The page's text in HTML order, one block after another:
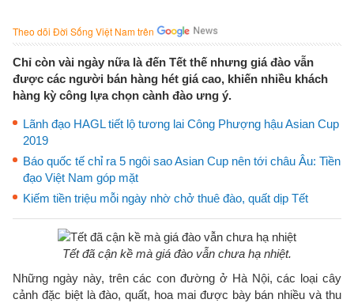
Theo dõi Đời Sống Việt Nam trên
Chỉ còn vài ngày nữa là đến Tết thế nhưng giá đào vẫn
được các người bán hàng hét giá cao, khiến nhiều khách
hàng kỳ công lựa chọn cành đào ưng ý.
Lãnh đạo HAGL tiết lộ tương lai Công Phượng hậu Asian Cup
2019
Báo quốc tế chỉ ra 5 ngôi sao Asian Cup nên tới châu Âu: Tiền
đạo Việt Nam góp mặt
Kiếm tiền triệu mỗi ngày nhờ chở thuê đào, quất dịp Tết
Tết đã cận kề mà giá đào vẫn chưa hạ nhiệt.
Những ngày này, trên các con đường ở Hà Nội, các loại cây
cảnh đặc biệt là đào, quất, hoa mai được bày bán nhiều và thu